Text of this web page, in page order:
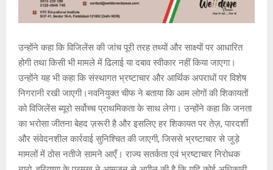
उन्होंने कहा कि विजिलेंस की जांच पूरी तरह तथ्यों और साक्ष्यों पर आधारित
होगी तथा किसी भी मामले में ढिलाई या दबाव स्वीकार नहीं किया जाएगा।
उन्होंने यह भी कहा कि संस्थागत भ्रष्टाचार और आर्थिक अपराधों पर विशेष
निगरानी रखी जाएगी।नवनियुक्त चीफ ने बताया कि आम लोगों की शिकायतों
को विजिलेंस ब्यूरो सर्वोच्च प्राथमिकता के साथ लेगा। उन्होंने कहा कि जनता
का भरोसा जीतना बेहद ज़रूरी है और इसलिए हर शिकायत पर तेज़, पारदर्शी
और संवेदनशील कार्रवाई सुनिश्चित की जाएगी, जिससे भ्रष्टाचार से जुड़े
मामलों में ठोस नतीजे सामने आएँ। राज्य सतर्कता एवं भ्रष्टाचार निरोधक